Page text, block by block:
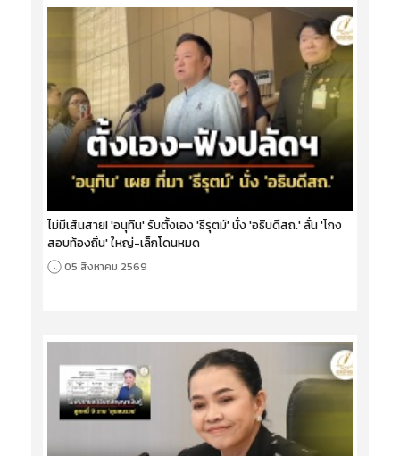
ไม่มีเส้นสาย! 'อนุทิน' รับตั้งเอง 'ธีรุตม์' นั่ง 'อธิบดีสถ.' ลั่น 'โกง
สอบท้องถิ่น' ใหญ่-เล็กโดนหมด
05 สิงหาคม 2569